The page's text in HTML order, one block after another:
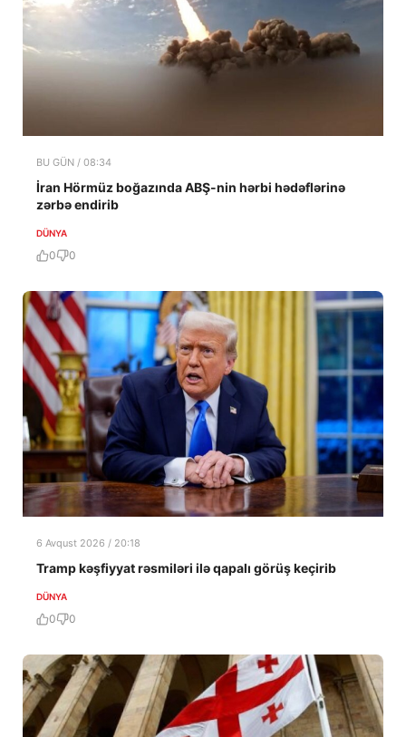
BU GÜN / 08:34
İran Hörmüz boğazında ABŞ-nin hərbi hədəflərinə
zərbə endirib
DÜNYA
0 0
6 Avqust 2026 / 20:18
Tramp kəşfiyyat rəsmiləri ilə qapalı görüş keçirib
DÜNYA
0 0